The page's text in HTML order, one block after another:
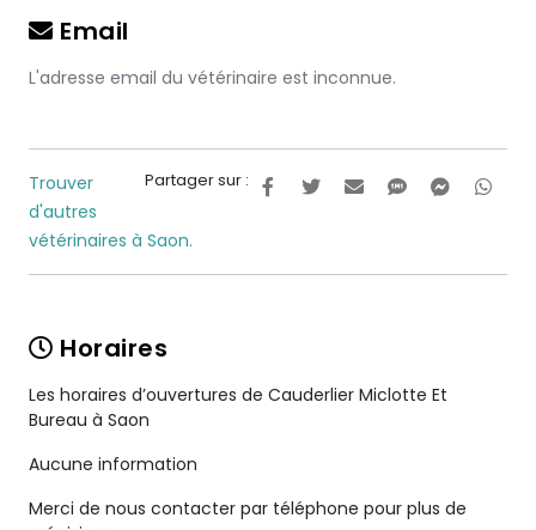
Email
L'adresse email du vétérinaire est inconnue.
Partager sur :
Trouver
d'autres
vétérinaires à Saon.
Horaires
Les horaires d’ouvertures de Cauderlier Miclotte Et
Bureau à Saon
Aucune information
Merci de nous contacter par téléphone pour plus de